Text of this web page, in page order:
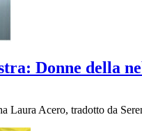
Donne della
Laura Acero, tradotto da